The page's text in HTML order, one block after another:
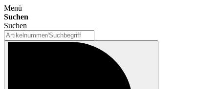
Menü
Suchen
Suchen